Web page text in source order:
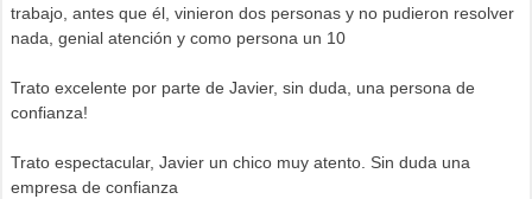
trabajo, antes que él, vinieron dos personas y no pudieron resolver
nada, genial atención y como persona un 10
Trato excelente por parte de Javier, sin duda, una persona de
confianza!
Trato espectacular, Javier un chico muy atento. Sin duda una
empresa de confianza